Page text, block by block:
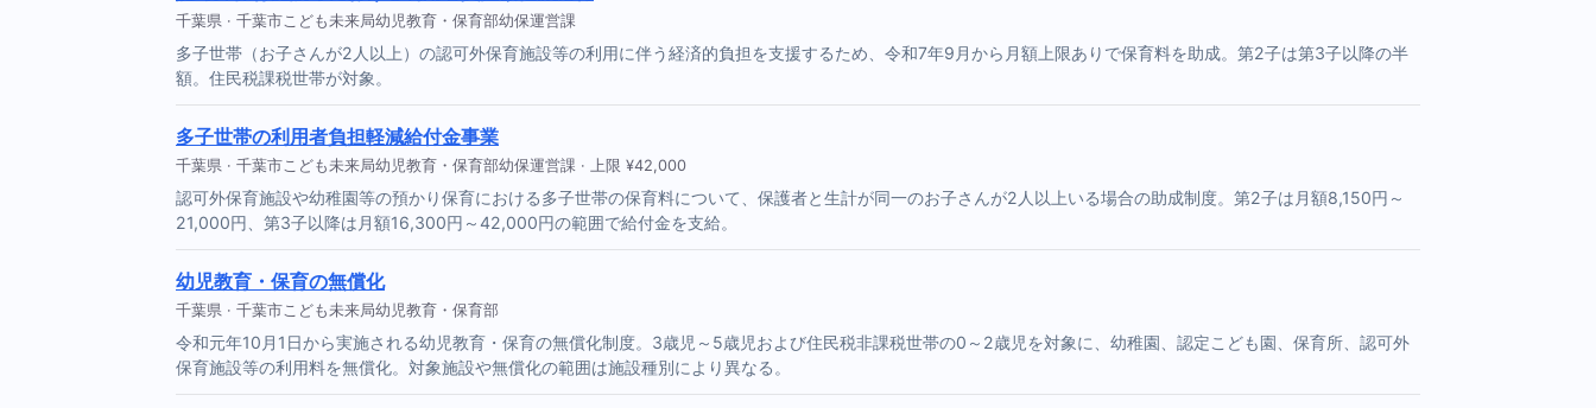
千葉県 · 千葉市こども未来局幼児教育・保育部幼保運営課
多子世帯（お子さんが2人以上）の認可外保育施設等の利用に伴う経済的負担を支援するため、令和7年9月から月額上限ありで保育料を助成。第2子は第3子以降の半
額。住民税課税世帯が対象。
多子世帯の利用者負担軽減給付金事業
千葉県 · 千葉市こども未来局幼児教育・保育部幼保運営課 · 上限 ¥42,000
認可外保育施設や幼稚園等の預かり保育における多子世帯の保育料について、保護者と生計が同一のお子さんが2人以上いる場合の助成制度。第2子は月額8,150円～
21,000円、第3子以降は月額16,300円～42,000円の範囲で給付金を支給。
幼児教育・保育の無償化
千葉県 · 千葉市こども未来局幼児教育・保育部
令和元年10月1日から実施される幼児教育・保育の無償化制度。3歳児～5歳児および住民税非課税世帯の0～2歳児を対象に、幼稚園、認定こども園、保育所、認可外
保育施設等の利用料を無償化。対象施設や無償化の範囲は施設種別により異なる。